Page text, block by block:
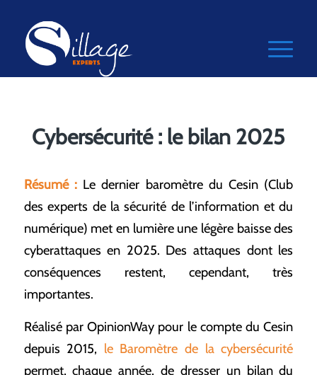
Cybersécurité : le bilan 2025
Résumé :Le dernier baromètre du Cesin (Club
des experts de la sécurité de l’information et du
numérique) met en lumière une légère baisse des
cyberattaques en 2025. Des attaques dont les
conséquences restent, cependant, très
importantes.
Réalisé par OpinionWay pour le compte du Cesin
depuis 2015, le Baromètre de la cybersécurité
permet, chaque année, de dresser un bilan du